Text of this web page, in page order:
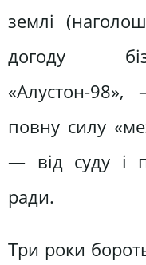
землі
догоду
«Алустон-
повну силу
— від суду і
ради.
Три роки